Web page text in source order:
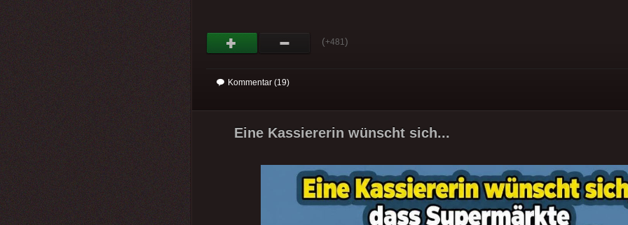
(+481 )
Kommentar (19)
Eine Kassiererin wünscht sich...